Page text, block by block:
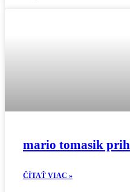
mario tomasik
ČÍTAŤ VIAC »